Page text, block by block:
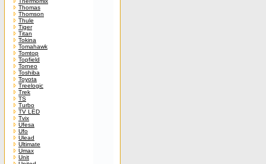
Thomas
Thomson
Thule
Tiger
Titan
Tokina
Tomahawk
Tomtop
Topfield
Torneo
Toshiba
Toyota
Treelogic
Trek
TS
Turbo
TV LED
Tvix
Ufesa
Ufo
Ulead
Ultimate
Umax
Unit